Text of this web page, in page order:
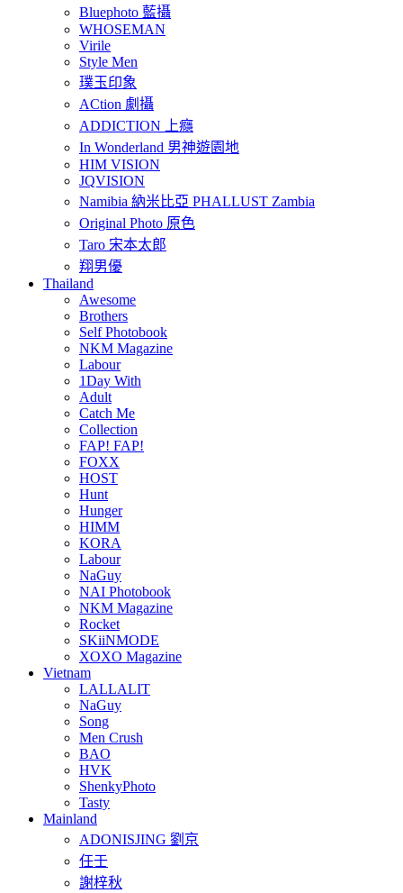
Bluephoto 藍攝
WHOSEMAN
Virile
Style Men
璞玉印象
ACtion 劇攝
ADDICTION 上癮
In Wonderland 男神遊園地
HIM VISION
JQVISION
Namibia 納米比亞 PHALLUST Zambia
Original Photo 原色
Taro 宋本太郎
翔男優
Thailand
Awesome
Brothers
Self Photobook
NKM Magazine
Labour
1Day With
Adult
Catch Me
Collection
FAP! FAP!
FOXX
HOST
Hunt
Hunger
HIMM
KORA
Labour
NaGuy
NAI Photobook
NKM Magazine
Rocket
SKiiNMODE
XOXO Magazine
Vietnam
LALLALIT
NaGuy
Song
Men Crush
BAO
HVK
ShenkyPhoto
Tasty
Mainland
ADONISJING 劉京
任壬
謝梓秋